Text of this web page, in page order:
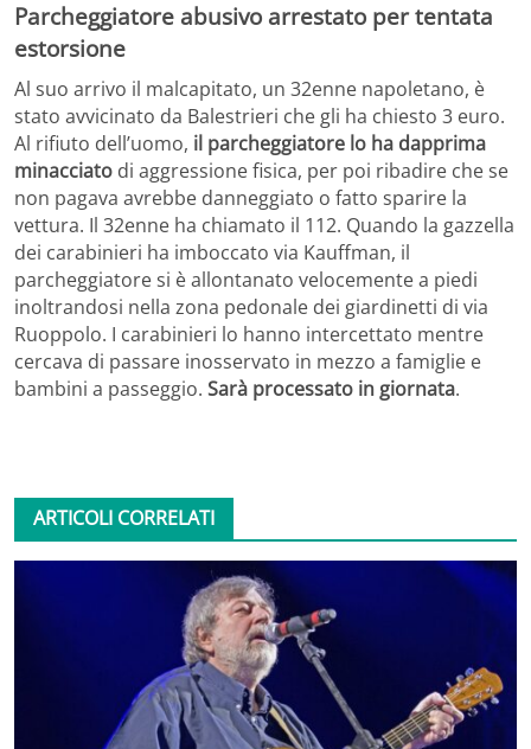
Parcheggiatore abusivo arrestato per tentata
estorsione
Al suo arrivo il malcapitato, un 32enne napoletano, è
stato avvicinato da Balestrieri che gli ha chiesto 3 euro.
Al rifiuto dell’uomo, il parcheggiatore lo ha dapprima
minacciato di aggressione fisica, per poi ribadire che se
non pagava avrebbe danneggiato o fatto sparire la
vettura. Il 32enne ha chiamato il 112. Quando la gazzella
dei carabinieri ha imboccato via Kauffman, il
parcheggiatore si è allontanato velocemente a piedi
inoltrandosi nella zona pedonale dei giardinetti di via
Ruoppolo. I carabinieri lo hanno intercettato mentre
cercava di passare inosservato in mezzo a famiglie e
bambini a passeggio. Sarà processato in giornata.
ARTICOLI CORRELATI